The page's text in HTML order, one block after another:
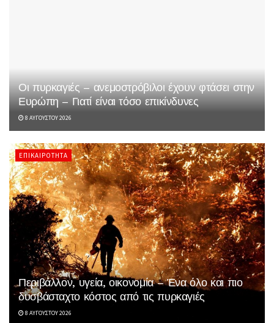
Οι πυρκαγιές – ανεμοστρόβιλοι έχουν φτάσει στην
Ευρώπη – Γιατί είναι τόσο επικίνδυνες
8 ΑΥΓΟΎΣΤΟΥ 2026
ΕΠΙΚΑΙΡΌΤΗΤΑ
Περιβάλλον, υγεία, οικονομία – Ένα όλο και πιο
δυσβάσταχτο κόστος από τις πυρκαγιές
8 ΑΥΓΟΎΣΤΟΥ 2026